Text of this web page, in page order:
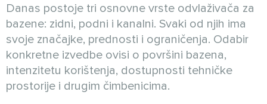
Danas postoje tri osnovne vrste odvlaživača za
bazene: zidni, podni i kanalni. Svaki od njih ima
svoje značajke, prednosti i ograničenja. Odabir
konkretne izvedbe ovisi o površini bazena,
intenzitetu korištenja, dostupnosti tehničke
prostorije i drugim čimbenicima.